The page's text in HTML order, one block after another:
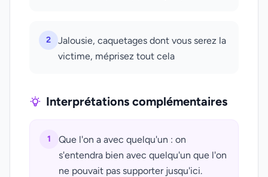
2
Jalousie, caquetages dont vous serez la
victime, méprisez tout cela
Interprétations complémentaires
1
Que l'on a avec quelqu'un : on
s'entendra bien avec quelqu'un que l'on
ne pouvait pas supporter jusqu'ici.